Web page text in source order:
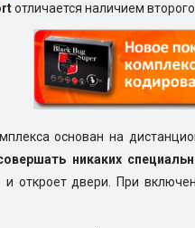
отличается наличием
основан на
никаких
откроет двери. При